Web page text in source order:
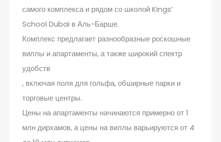
самого комплекса и рядом со школой Kings’
School Dubai в Аль-Барше.
Комплекс предлагает разнообразные роскошные
виллы и апартаменты, а также широкий спектр
удобств
, включая поля для гольфа, обширные парки и
торговые центры.
Цены на апартаменты начинаются примерно от 1
млн дирхамов, а цены на виллы варьируются от 4